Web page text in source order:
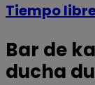
Tiempo
Bar de
ducha